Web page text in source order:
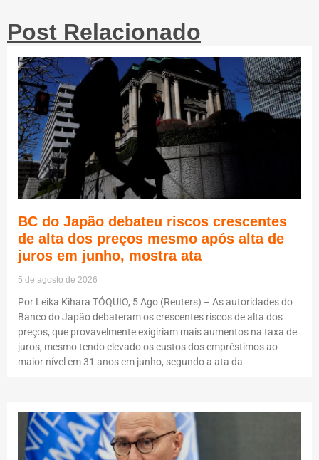
Post Relacionado
BC do Japão debateu riscos crescentes
de alta dos preços mesmo após alta de
juros em junho, mostra ata
5 de agosto de 2026
Por Leika Kihara TÓQUIO, 5 Ago (Reuters) – As autoridades do
Banco do Japão debateram os crescentes riscos de alta dos
preços, que provavelmente exigiriam mais aumentos na taxa de
juros, mesmo tendo elevado os custos dos empréstimos ao
maior nível em 31 anos em junho, segundo a ata da